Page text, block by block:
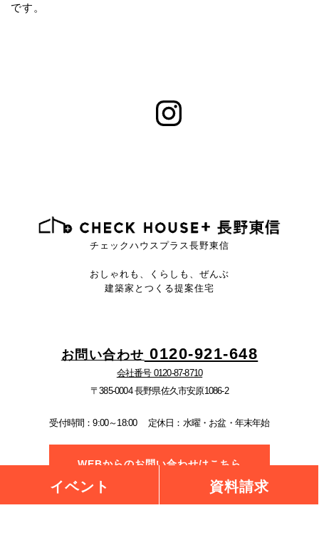
です。
チェックハウスプラス長野東信
おしゃれも、くらしも、ぜんぶ
建築家とつくる提案住宅
お問い合わせ 0120-921-648
会社番号 0120-87-8710
〒385-0004 長野県佐久市安原1086-2
受付時間：9:00～18:00 定休日：水曜・お盆・年末年始
WEBからのお問い合わせはこちら
イベント 資料請求